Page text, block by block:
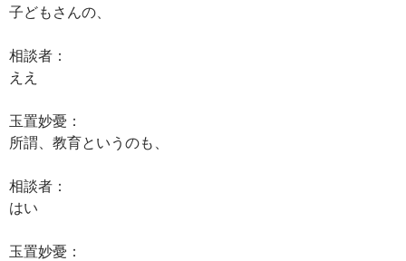
子どもさんの、
相談者：
ええ
玉置妙憂：
所謂、教育というのも、
相談者：
はい
玉置妙憂：